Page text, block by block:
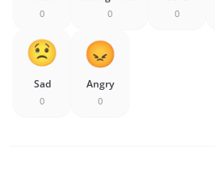
0 0 0
Sad
0
Angry
0